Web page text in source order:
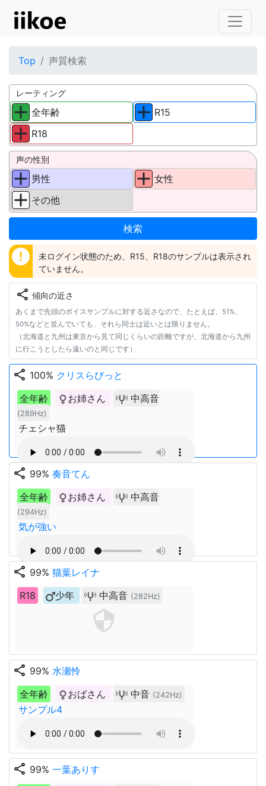
Top 声質検索
レーティング
全年齢
R18
R15
声の性別
男性
その他
女性
error
未ログイン状態のため、R15、R18のサンプルは表示され
ていません。
share 傾向の近さ
あくまで先頭のボイスサンプルに対する近さなので、たとえば、51%、
50%などと並んでいても、それら同士は近いとは限りません。
（北海道と九州は東京から見て同じくらいの距離ですが、北海道から九州
に行こうとしたら遠いのと同じです）
share 100% クリスらびっと
全年齢
お姉さん 中高音
(289Hz)
チェシャ猫
share 99% 奏音てん
全年齢
お姉さん 中高音
(294Hz)
気が強い
share 99% 猫葉レイナ
R18
少年 中高音 (282Hz)
share 99% 水瀬怜
全年齢
おばさん 中音 (242Hz)
サンプル4
share 99% 一葉ありす